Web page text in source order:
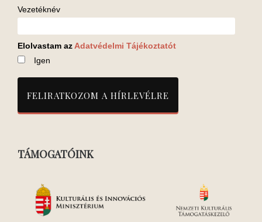
Vezetéknév
Elolvastam az Adatvédelmi Tájékoztatót
Igen
TÁMOGATÓINK